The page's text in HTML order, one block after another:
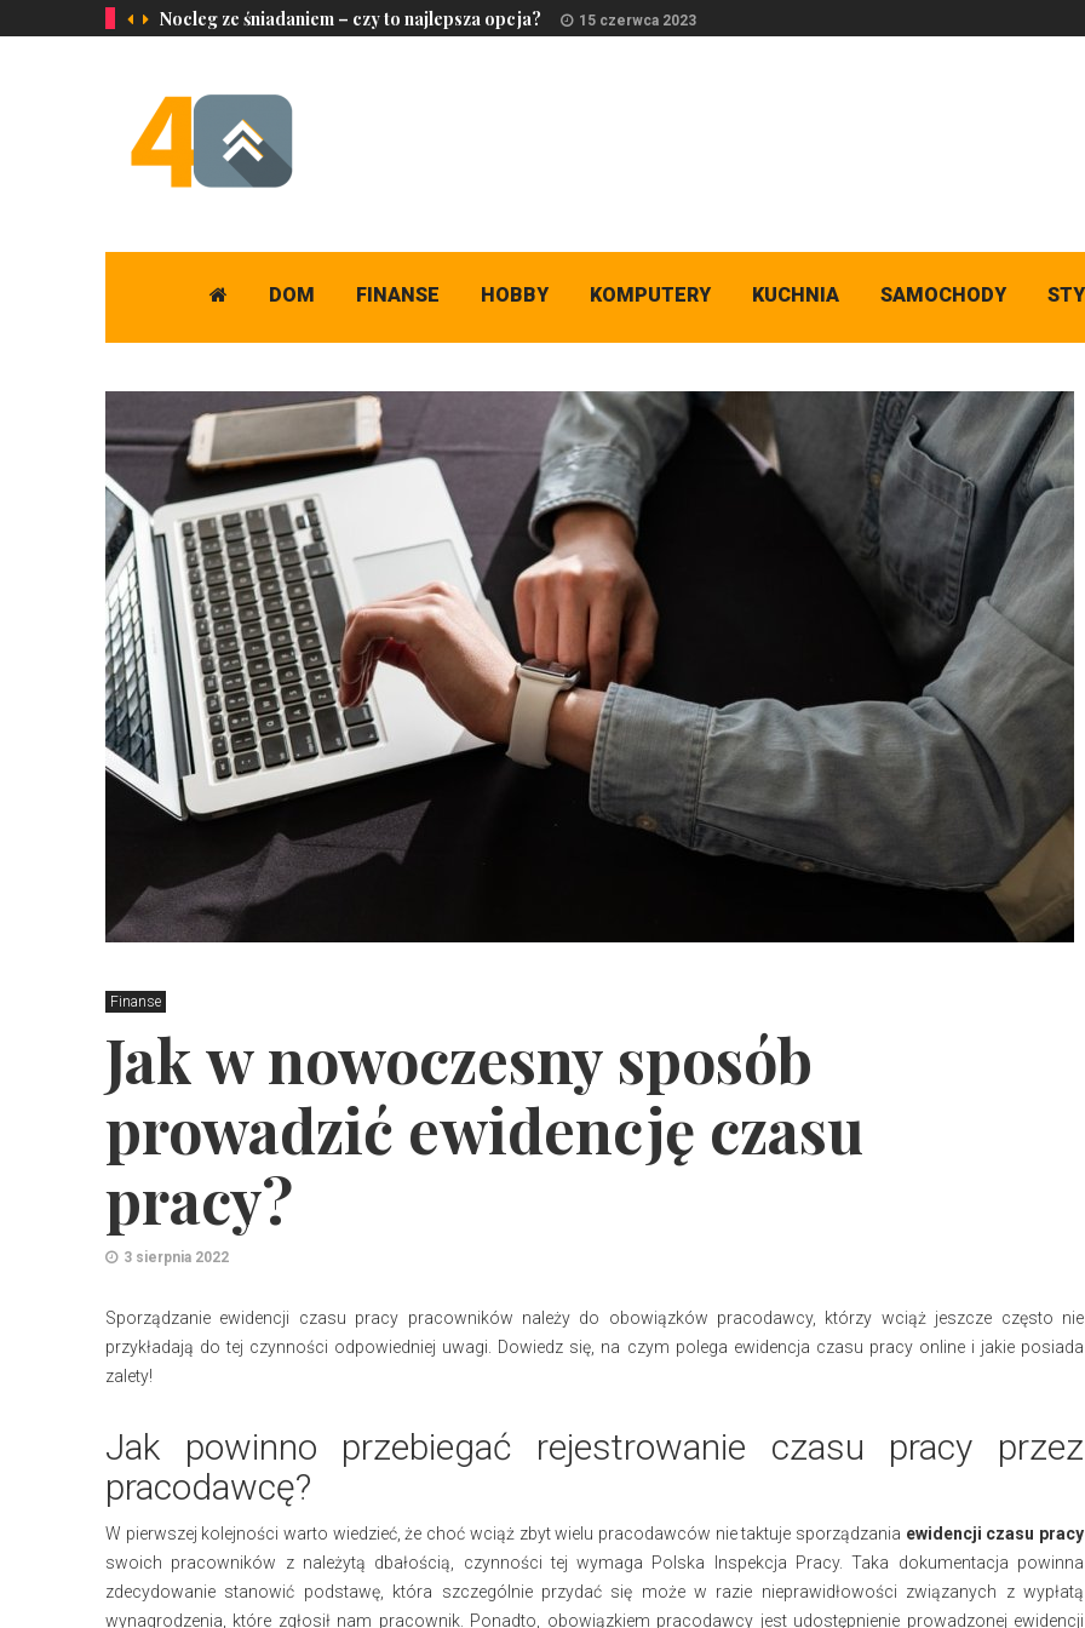
Nocleg ze śniadaniem – czy to najlepsza opcja? 15 czerwca 2023
DOM FINANSE HOBBY KOMPUTERY KUCHNIA SAMOCHODY
Finanse
Jak w nowoczesny sposób
prowadzić ewidencję czasu
pracy?
3 sierpnia 2022
Sporządzanie ewidencji czasu pracy pracowników należy do obowiązków pracodawcy, którzy wciąż jeszcze często nie
przykładają do tej czynności odpowiedniej uwagi. Dowiedz się, na czym polega ewidencja czasu pracy online i jakie posiada
zalety!
Jak powinno przebiegać rejestrowanie czasu pracy przez
pracodawcę?
W pierwszej kolejności warto wiedzieć, że choć wciąż zbyt wielu pracodawców nie taktuje sporządzania ewidencji czasu pracy
swoich pracowników z należytą dbałością, czynności tej wymaga Polska Inspekcja Pracy. Taka dokumentacja powinna
zdecydowanie stanowić podstawę, która szczególnie przydać się może w razie nieprawidłowości związanych z wypłatą
wynagrodzenia, które zgłosił nam pracownik. Ponadto, obowiązkiem pracodawcy jest udostępnienie prowadzonej ewidencji